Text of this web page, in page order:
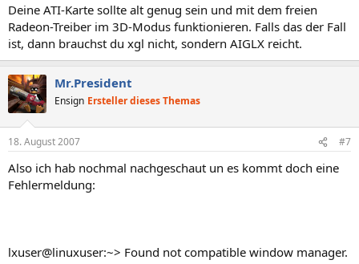
Deine ATI-Karte sollte alt genug sein und mit dem freien
Radeon-Treiber im 3D-Modus funktionieren. Falls das der Fall
ist, dann brauchst du xgl nicht, sondern AIGLX reicht.
Mr.President
Ensign Ersteller dieses Themas
18. August 2007 #7
Also ich hab nochmal nachgeschaut un es kommt doch eine
Fehlermeldung:
lxuser@linuxuser:~> Found not compatible window manager.